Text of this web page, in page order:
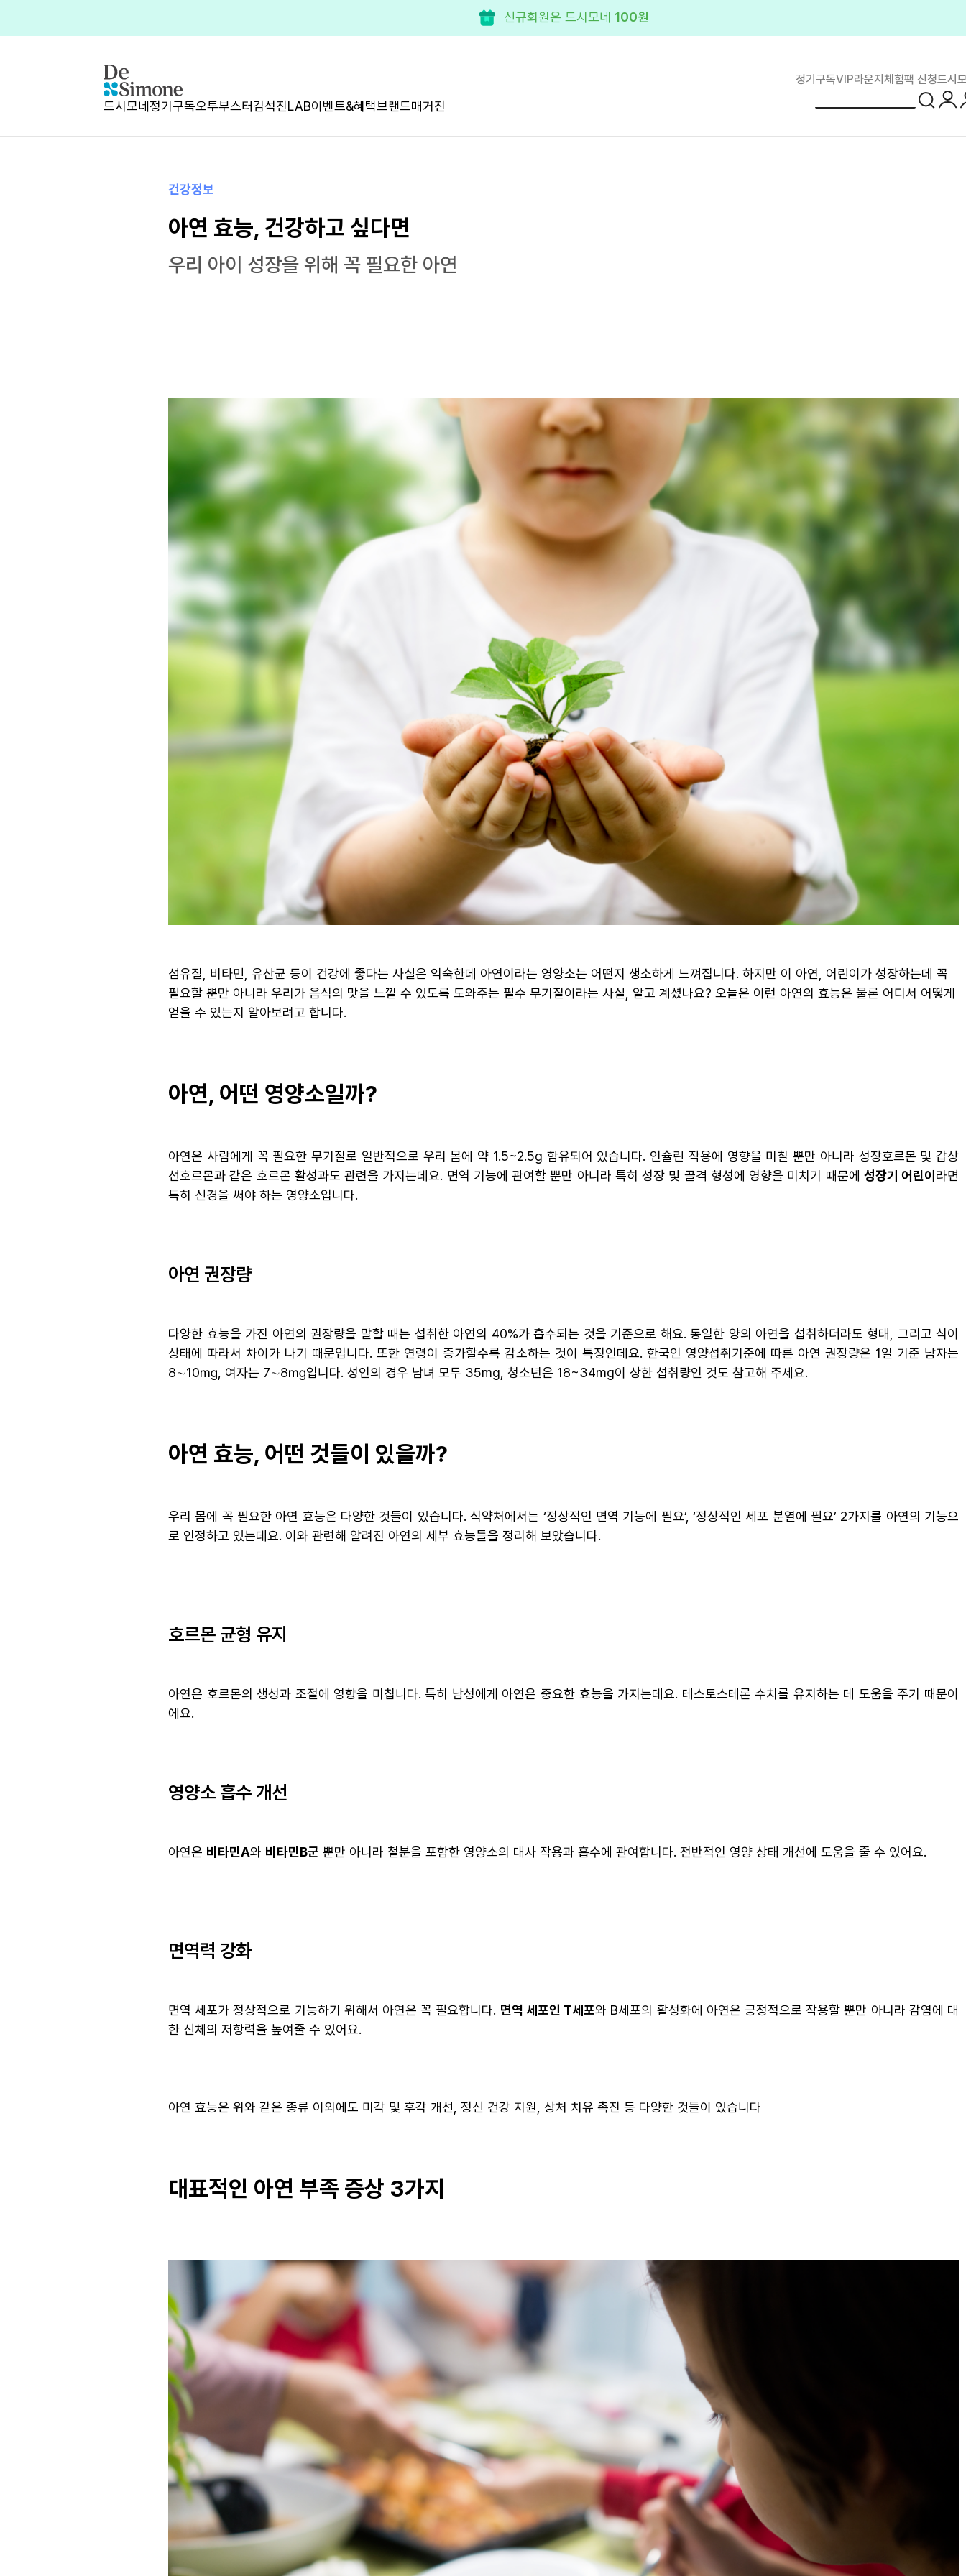
드시모네 정기구독오투부스터김석진LAB이벤트&혜택브랜드매거진
정기구독VIP라운지 체험팩 신청드시
로그
건강정보
아연 효능, 건강하고 싶다면
우리 아이 성장을 위해 꼭 필요한 아연
섬유질, 비타민, 유산균 등이 건강에 좋다는 사실은 익숙한데 아연이라는 영양소는 어떤지 생소하게 느껴집니다. 하지만 이 아연, 어린이가 성장하는데 꼭
필요할 뿐만 아니라 우리가 음식의 맛을 느낄 수 있도록 도와주는 필수 무기질이라는 사실, 알고 계셨나요? 오늘은 이런 아연의 효능은 물론 어디서 어떻게
얻을 수 있는지 알아보려고 합니다.
아연, 어떤 영양소일까?
아연은 사람에게 꼭 필요한 무기질로 일반적으로 우리 몸에 약 1.5~2.5g 함유되어 있습니다. 인슐린 작용에 영향을 미칠 뿐만 아니라 성장호르몬 및 갑상
선호르몬과 같은 호르몬 활성과도 관련을 가지는데요. 면역 기능에 관여할 뿐만 아니라 특히 성장 및 골격 형성에 영향을 미치기 때문에 성장기 어린이 라면
특히 신경을 써야 하는 영양소입니다.
아연 권장량
다양한 효능을 가진 아연의 권장량을 말할 때는 섭취한 아연의 40%가 흡수되는 것을 기준으로 해요. 동일한 양의 아연을 섭취하더라도 형태, 그리고 식이
상태에 따라서 차이가 나기 때문입니다. 또한 연령이 증가할수록 감소하는 것이 특징인데요. 한국인 영양섭취기준에 따른 아연 권장량은 1일 기준 남자는
8∼10㎎, 여자는 7∼8㎎입니다. 성인의 경우 남녀 모두 35mg, 청소년은 18~34mg이 상한 섭취량인 것도 참고해 주세요.
아연 효능, 어떤 것들이 있을까?
우리 몸에 꼭 필요한 아연 효능은 다양한 것들이 있습니다. 식약처에서는 ‘정상적인 면역 기능에 필요’, ‘정상적인 세포 분열에 필요’ 2가지를 아연의 기능으
로 인정하고 있는데요. 이와 관련해 알려진 아연의 세부 효능들을 정리해 보았습니다.
호르몬 균형 유지
아연은 호르몬의 생성과 조절에 영향을 미칩니다. 특히 남성에게 아연은 중요한 효능을 가지는데요. 테스토스테론 수치를 유지하는 데 도움을 주기 때문이
에요.
영양소 흡수 개선
아연은 비타민A와 비타민B군 뿐만 아니라 철분을 포함한 영양소의 대사 작용과 흡수에 관여합니다. 전반적인 영양 상태 개선에 도움을 줄 수 있어요.
면역력 강화
면역 세포가 정상적으로 기능하기 위해서 아연은 꼭 필요합니다. 면역 세포인 T세포와 B세포의 활성화에 아연은 긍정적으로 작용할 뿐만 아니라 감염에 대
한 신체의 저항력을 높여줄 수 있어요.
아연 효능은 위와 같은 종류 이외에도 미각 및 후각 개선, 정신 건강 지원, 상처 치유 촉진 등 다양한 것들이 있습니다
대표적인 아연 부족 증상 3가지